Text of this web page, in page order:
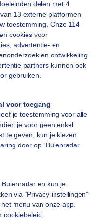
delen met 4
13 externe platformen
toestemming. Onze 114
cookies voor
advertentie- en
en ontwikkeling
partners kunnen ook
gebruiken.
voor toegang
je toestemming voor alle
je voor geen enkel
te geven, kun je kiezen
door op “Buienradar
en kun je
via “Privacy-instellingen”
menu van onze app.
cookiebeleid
Een moment
De Bilt